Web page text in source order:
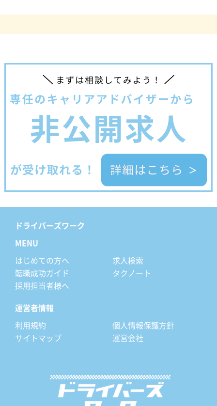
ドライバーズワーク
MENU
はじめての方へ
求人検索
転職成功ガイド
タクノート
採用担当者様へ
運営者情報
利用規約
個人情報保護方針
サイトマップ
運営会社